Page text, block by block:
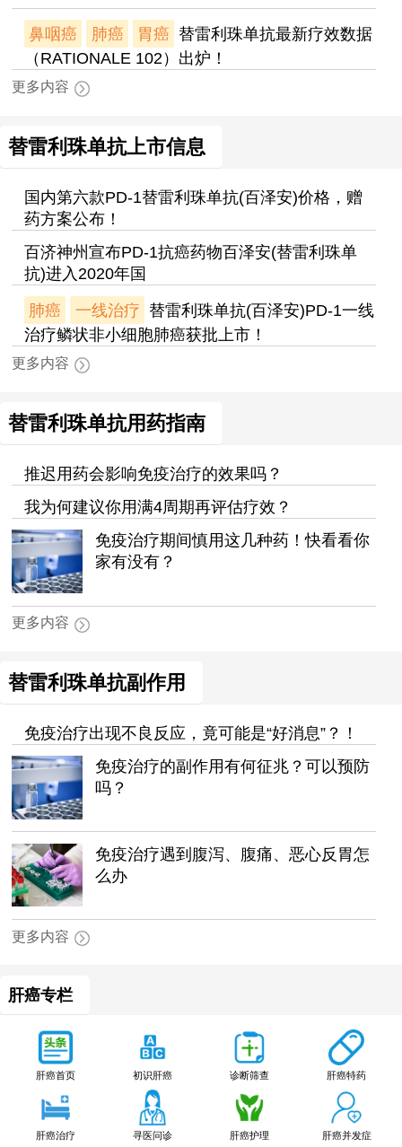
鼻咽癌 肺癌 胃癌 替雷利珠单抗最新疗效数据
（RATIONALE 102）出炉！
更多内容
替雷利珠单抗上市信息
国内第六款PD-1替雷利珠单抗(百泽安)价格，赠
药方案公布！
百济神州宣布PD-1抗癌药物百泽安(替雷利珠单
抗)进入2020年国
肺癌 一线治疗 替雷利珠单抗(百泽安)PD-1一线
治疗鳞状非小细胞肺癌获批上市！
更多内容
替雷利珠单抗用药指南
推迟用药会影响免疫治疗的效果吗？
我为何建议你用满4周期再评估疗效？
免疫治疗期间慎用这几种药！快看看你
家有没有？
更多内容
替雷利珠单抗副作用
免疫治疗出现不良反应，竟可能是“好消息”？！
免疫治疗的副作用有何征兆？可以预防
吗？
免疫治疗遇到腹泻、腹痛、恶心反胃怎
么办
更多内容
肝癌专栏
肝癌首页 初识肝癌 诊断筛查 肝癌特药
肝癌治疗 寻医问诊 肝癌护理 肝癌并发症